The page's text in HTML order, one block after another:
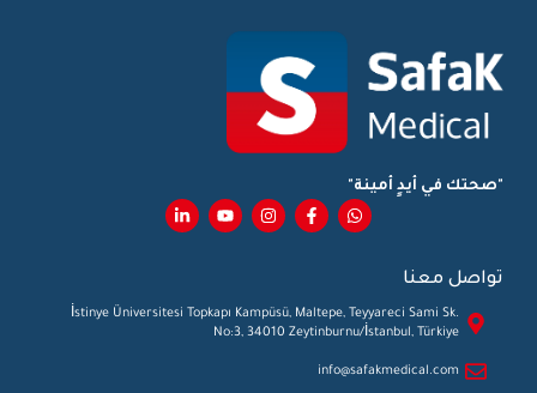
"صحتك في أيدٍ أمينة"
تواصل معنا
İstinye Üniversitesi Topkapı Kampüsü, Maltepe, Teyyareci Sami Sk.
No:3, 34010 Zeytinburnu/İstanbul, Türkiye
info@safakmedical.com